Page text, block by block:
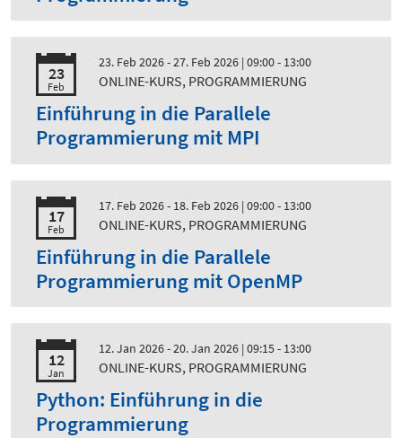
23
Feb
23. Feb 2026 - 27. Feb 2026 | 09:00 - 13:00
ONLINE-KURS, PROGRAMMIERUNG
Einführung in die Parallele
Programmierung mit MPI
17
Feb
17. Feb 2026 - 18. Feb 2026 | 09:00 - 13:00
ONLINE-KURS, PROGRAMMIERUNG
Einführung in die Parallele
Programmierung mit OpenMP
12
Jan
12. Jan 2026 - 20. Jan 2026 | 09:15 - 13:00
ONLINE-KURS, PROGRAMMIERUNG
Python: Einführung in die
Programmierung